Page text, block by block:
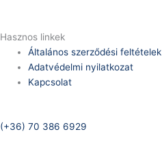
Hasznos linkek
Általános szerződési feltételek
Adatvédelmi nyilatkozat
Kapcsolat
(+36) 70 386 6929